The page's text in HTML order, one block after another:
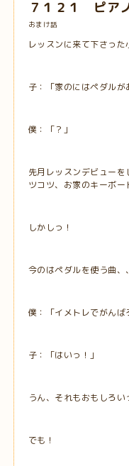
７１２１ ピア
おまけ話
レッスンに来て下さった
子：「家のにはペダルが
僕：「？」
先月レッスンデビュー
ツコツ、お家のキーボー
しかしっ！
今のはペダルを使う曲、
僕：「イメトレでがんば
子：「はいっ！」
うん、それもおもしろい
でも！